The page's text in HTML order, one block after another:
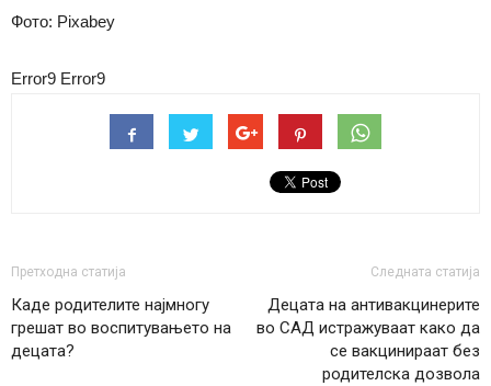
Фото: Pixabey
Error9 Error9
Претходна статија
Каде родителите најмногу
грешат во воспитувањето на
децата?
Следната статија
Децата на антивакцинерите
во САД истражуваат како да
се вакцинираат без
родителска дозвола